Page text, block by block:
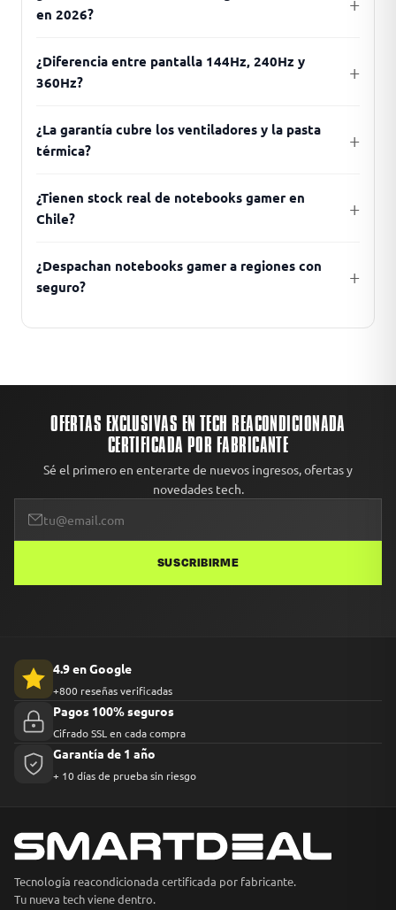
en 2026?
¿Diferencia entre pantalla 144Hz, 240Hz y
360Hz?
¿La garantía cubre los ventiladores y la pasta
térmica?
¿Tienen stock real de notebooks gamer en
Chile?
¿Despachan notebooks gamer a regiones con
seguro?
OFERTAS EXCLUSIVAS EN TECH REACONDICIONADA
CERTIFICADA POR FABRICANTE
Sé el primero en enterarte de nuevos ingresos, ofertas y
novedades tech.
SUSCRIBIRME
4.9 en Google
+800 reseñas verificadas
Pagos 100% seguros
Cifrado SSL en cada compra
Garantía de 1 año
+ 10 días de prueba sin riesgo
Tecnología reacondicionada certificada por fabricante.
Tu nueva tech viene dentro.